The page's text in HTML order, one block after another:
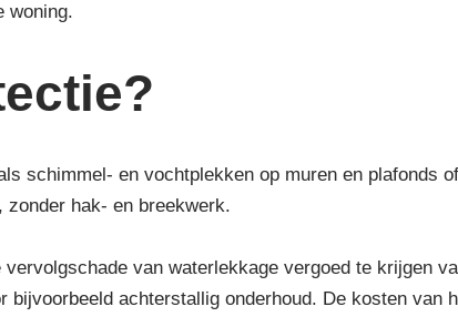
woning.
schimmel- en vochtplekken op muren en plafonds
zonder hak- en breekwerk.
van waterlekkage vergoed te krijgen
achterstallig onderhoud. De kosten van